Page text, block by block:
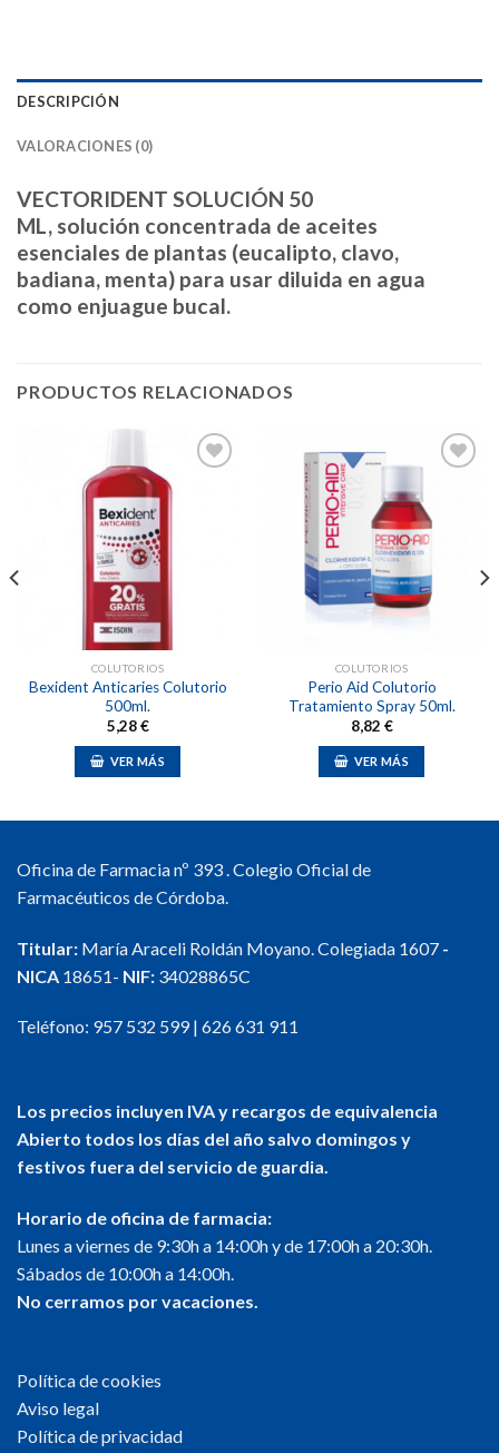
DESCRIPCIÓN
VALORACIONES (0)
VECTORIDENT SOLUCIÓN 50
ML, solución concentrada de aceites
esenciales de plantas (eucalipto, clavo,
badiana, menta) para usar diluida en agua
como enjuague bucal.
PRODUCTOS RELACIONADOS
COLUTORIOS
Bexident Anticaries Colutorio
500ml.
5,28€
VER MÁS
Añadir
COLUTORIOS
Perio Aid Colutorio
Tratamiento Spray 50ml.
8,82 €
VER MÁS
Oficina de Farmacia nº 393 . Colegio Oficial de
Farmacéuticos de Córdoba.
Titular: María Araceli Roldán Moyano. Colegiada 1607 -
NICA 18651- NIF: 34028865C
Teléfono: 957 532 599| 626 631 911
Los precios incluyen IVA y recargos de equivalencia
Abierto todos los días del año salvo domingos y
festivos fuera del servicio de guardia.
Horario de oficina de farmacia:
Lunes a viernes de 9:30h a 14:00h y de 17:00h a 20:30h.
Sábados de 10:00h a 14:00h.
No cerramos por vacaciones.
Política de cookies
Aviso legal
Política de privacidad